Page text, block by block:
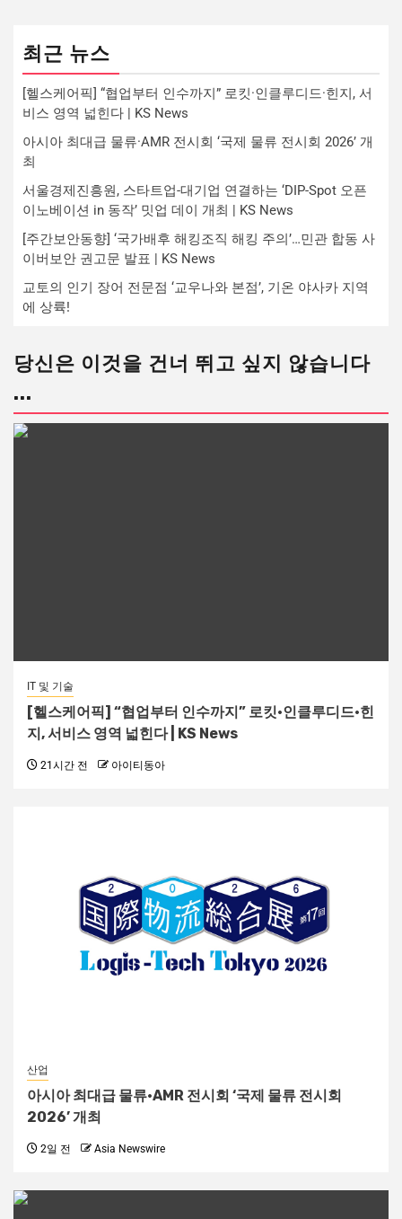
최근 뉴스
[헬스케어픽] “협업부터 인수까지” 로킷·인클루디드·힌지, 서
비스 영역 넓힌다 | KS News
아시아 최대급 물류·AMR 전시회 ‘국제 물류 전시회 2026’ 개
최
서울경제진흥원, 스타트업-대기업 연결하는 ‘DIP-Spot 오픈
이노베이션 in 동작’ 밋업 데이 개최 | KS News
[주간보안동향] ‘국가배후 해킹조직 해킹 주의’…민관 합동 사
이버보안 권고문 발표 | KS News
교토의 인기 장어 전문점 ‘교우나와 본점’, 기온 야사카 지역
에 상륙!
당신은 이것을 건너 뛰고 싶지 않습니다
...
IT 및 기술
[헬스케어픽] “협업부터 인수까지” 로킷·인클루디드·힌
지, 서비스 영역 넓힌다 | KS News
21시간 전 아이티동아
산업
아시아 최대급 물류·AMR 전시회 ‘국제 물류 전시회
2026’ 개최
2일 전 Asia Newswire